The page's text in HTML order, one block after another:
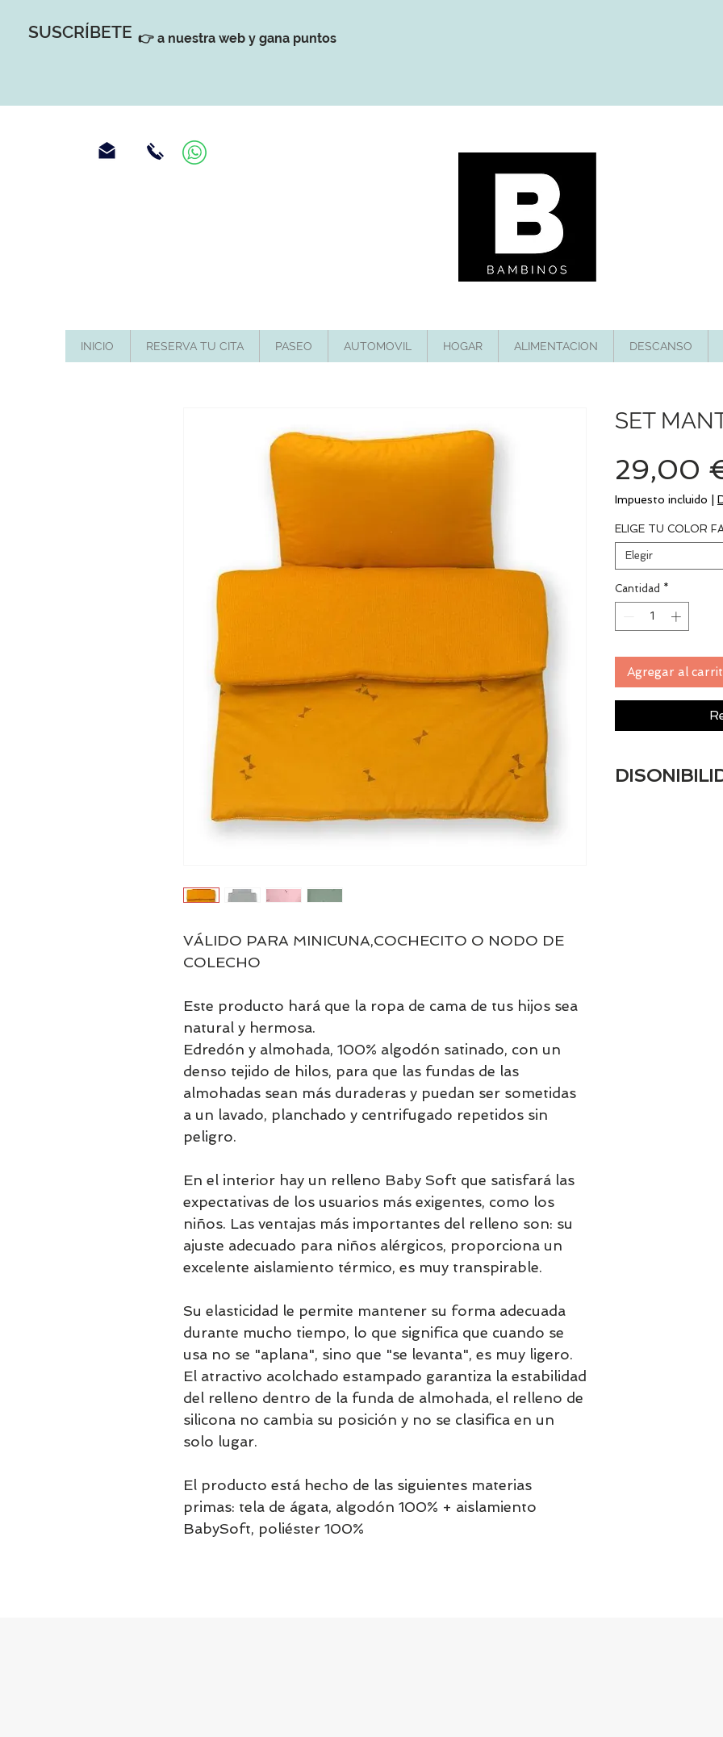
SUSCRÍBETE 👉 a nuestra web y gana puntos
INICIO RESERVA TU CITA PASEO AUTOMOVIL HOGAR ALIMENTACION DESCANSO
VÁLIDO PARA MINICUNA,COCHECITO O NODO DE
COLECHO
Este producto hará que la ropa de cama de tus hijos sea
natural y hermosa.
Edredón y almohada, 100% algodón satinado, con un
denso tejido de hilos, para que las fundas de las
almohadas sean más duraderas y puedan ser sometidas
a un lavado, planchado y centrifugado repetidos sin
peligro.
En el interior hay un relleno Baby Soft que satisfará las
expectativas de los usuarios más exigentes, como los
niños. Las ventajas más importantes del relleno son: su
ajuste adecuado para niños alérgicos, proporciona un
excelente aislamiento térmico, es muy transpirable.
Su elasticidad le permite mantener su forma adecuada
durante mucho tiempo, lo que significa que cuando se
usa no se "aplana", sino que "se levanta", es muy ligero.
El atractivo acolchado estampado garantiza la estabilidad
del relleno dentro de la funda de almohada, el relleno de
silicona no cambia su posición y no se clasifica en un
solo lugar.
El producto está hecho de las siguientes materias
primas: tela de ágata, algodón 100% + aislamiento
BabySoft, poliéster 100%
SET
29,00
Impuesto incluido
ELIGE TU COLOR
Elegir
Cantidad *
Agregar al